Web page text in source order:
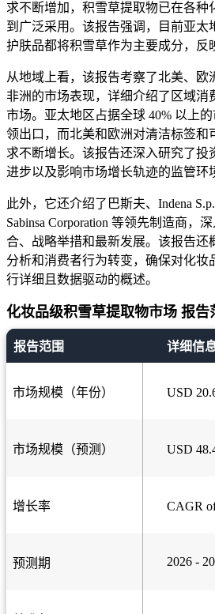
求不断增加，积雪草提取物已在各种
到广泛采用。该报告强调，目前亚太
护肤品都将积雪草作为主要成分，反
从地域上看，该报告考察了北美、欧
非洲的市场表现，详细介绍了区域消
市场。亚太地区占据全球 40% 以上
领出口，而北美和欧洲对清洁标签和
求不断增长。该报告还深入研究了投
进步以及影响市场增长轨迹的监管环
此外，它还介绍了巴斯夫、Indena
Sabinsa Corporation 等领先制造商，
合、战略举措和最新发展。该报告还
分析和消费者行为转变，确保对化妆
行详细且数据驱动的概述。
化妆品级积雪草提取物市场 报告
报告范围 详细信
市场规模（年份） USD
市场规模（预测） USD
增长率 CAGR
预测期 2026 -